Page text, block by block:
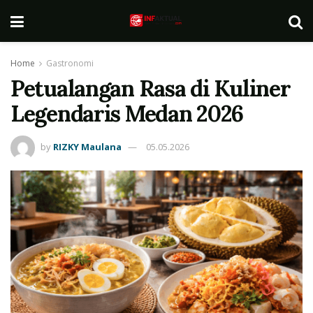
Home Gastronomi
Petualangan Rasa di Kuliner
Legendaris Medan 2026
by RIZKY Maulana 05.05.2026